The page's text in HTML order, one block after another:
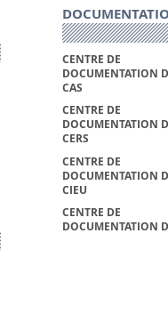
CENTRE DE
DOCUMENTATION
CAS
CENTRE DE
DOCUMENTATION
CERS
CENTRE DE
DOCUMENTATION
CIEU
CENTRE DE
DOCUMENTATION